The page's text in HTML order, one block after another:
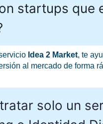
startups que
Idea 2 Market, te
al mercado de forma
solo un